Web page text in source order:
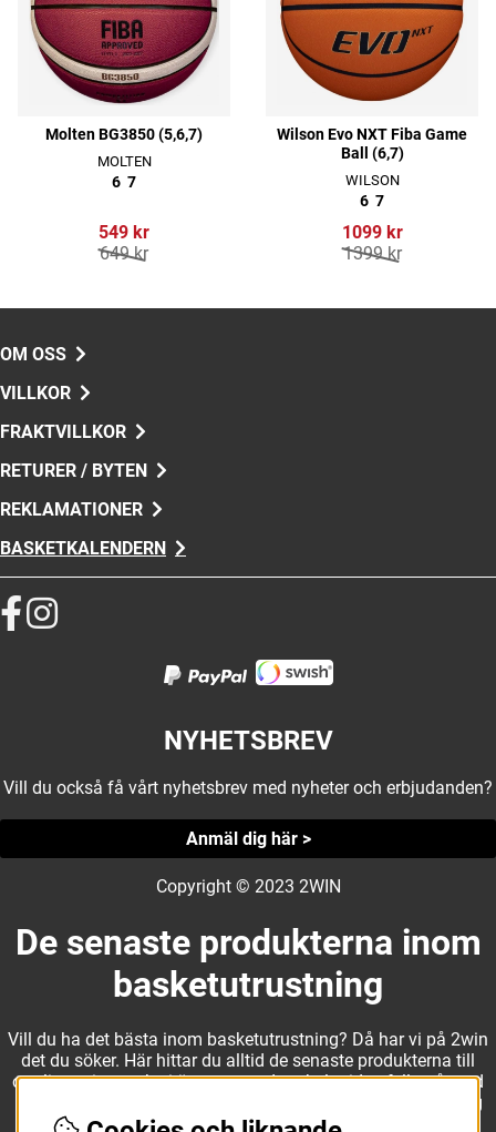
Molten BG3850 (5,6,7)
MOLTEN
6 7
549 kr
649 kr
Wilson Evo NXT Fiba Game
Ball (6,7)
WILSON
6 7
1099 kr
1399 kr
OM OSS
VILLKOR
FRAKTVILLKOR
RETURER / BYTEN
REKLAMATIONER
BASKETKALENDERN
NYHETSBREV
Vill du också få vårt nyhetsbrev med nyheter och erbjudanden?
Anmäl dig här >
Copyright © 2023 2WIN
De senaste produkterna inom
basketutrustning
Vill du ha det bästa inom basketutrustning? Då har vi på 2win
det du söker. Här hittar du alltid de senaste produkterna till
otroliga priser, och vi är noga med att hela tiden fylla på med
nyheter i webbshopen. Det gör oss till ett naturligt val för dig
som vill ha utrustning som överträffar alla andra märken.